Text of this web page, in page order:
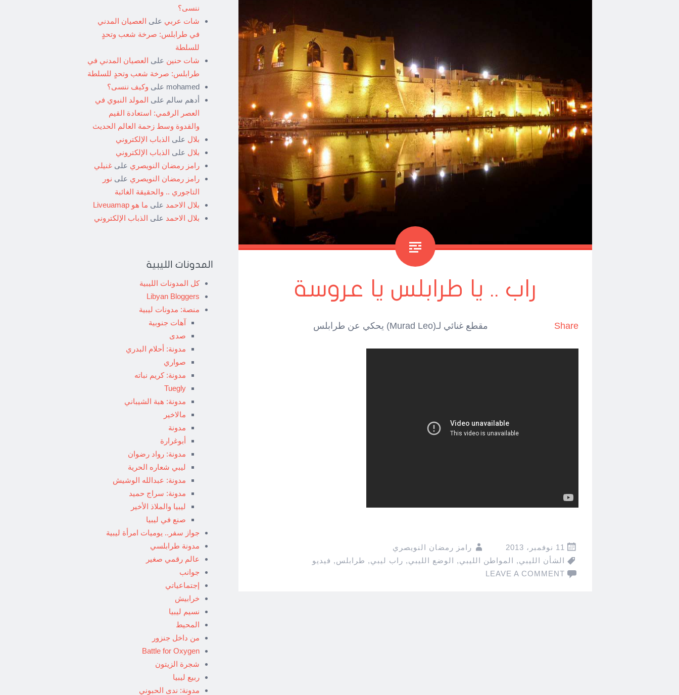
راب .. يا طرابلس يا عروسة
Share مقطع غنائي لـ(Murad Leo) يحكي عن طرابلس
11 نوفمبر، 2013
رامز رمضان النويصري
الشأن الليبي, المواطن الليبي, الوضع الليبي, راب ليبي, طرابلس, فيديو
LEAVE A COMMENT
ننسى؟
شات عربي على العصيان المدني
في طرابلس: صرخة شعب وتحدٍ
للسلطة
شات حنين على العصيان المدني في
طرابلس: صرخة شعب وتحدٍ للسلطة
mohamed على وكيف ننسى؟
أدهم سالم على المولد النبوي في
العصر الرقمي: استعادة القيم
والقدوة وسط زحمة العالم الحديث
بلال على الذباب الإلكتروني
بلال على الذباب الإلكتروني
رامز رمضان النويصري على غنيلي
رامز رمضان النويصري على نور
التاجوري .. والحقيقة الغائبة
بلال الاحمد على ما هو Liveuamap
بلال الاحمد على الذباب الإلكتروني
المدونات الليبية
كل المدونات الليبية
Libyan Bloggers
منصة: مدونات ليبية
آهات جنوبية
صدى
مدونة: أحلام البدري
صواري
مدونة: كريم نباته
Tuegly
مدونة: هبة الشيباني
مالاخير
مدونة
أبوغرارة
مدونة: رواد رضوان
ليبي شعاره الحرية
مدونة: عبدالله الوشيش
مدونة: سراج حميد
ليبيا والملاذ الأخير
صنع في ليبيا
جواز سفر.. يوميات امرأة ليبية
مدونة طرابلسي
عالم رقمي صغير
جوانب
إجتماعياتي
خرابيش
نسيم ليبيا
المحيط
من داخل جنزور
Battle for Oxygen
شجرة الزيتون
ربيع ليبيا
مدونة: ندى الحبوني